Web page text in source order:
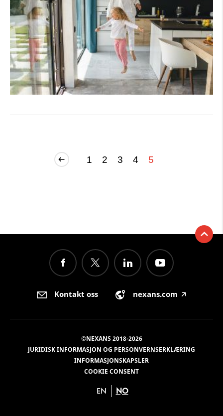
1 2 3 4 5
Kontakt oss nexans.com 🡥
©NEXANS 2018-2026
JURIDISK INFORMASJON OG PERSONVERNSERKLÆRING
INFORMASJONSKAPSLER
COOKIE CONSENT
EN NO